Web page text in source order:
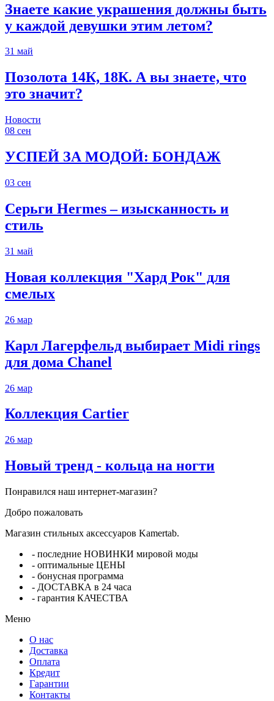
Знаете какие украшения должны быть
у каждой девушки этим летом?
31 май
Позолота 14К, 18К. А вы знаете, что
это значит?
Новости
08 сен
УСПЕЙ ЗА МОДОЙ: БОНДАЖ
03 сен
Серьги Hermes – изысканность и
стиль
31 май
Новая коллекция "Хард Рок" для
смелых
26 мар
Карл Лагерфельд выбирает Midi rings
для дома Chanel
26 мар
Коллекция Cartier
26 мар
Новый тренд - кольца на ногти
Понравился наш интернет-магазин?
Добро пожаловать
Магазин стильных аксессуаров Kamertab.
- последние НОВИНКИ мировой моды
- оптимальные ЦЕНЫ
- бонусная программа
- ДОСТАВКА в 24 часа
- гарантия КАЧЕСТВА
Меню
О нас
Доставка
Оплата
Кредит
Гарантии
Контакты